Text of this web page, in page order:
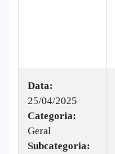
Data:
25/04/2025
Categoria:
Geral
Subcategoria: